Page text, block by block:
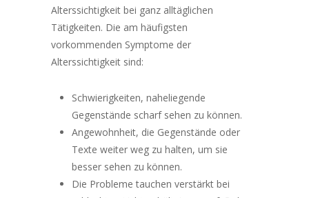
Alterssichtigkeit bei ganz alltäglichen
Tätigkeiten. Die am häufigsten
vorkommenden Symptome der
Alterssichtigkeit sind:
Schwierigkeiten, naheliegende
Gegenstände scharf sehen zu können.
Angewohnheit, die Gegenstände oder
Texte weiter weg zu halten, um sie
besser sehen zu können.
Die Probleme tauchen verstärkt bei